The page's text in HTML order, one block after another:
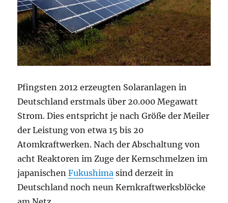
Pfingsten 2012 erzeugten Solaranlagen in
Deutschland erstmals über 20.000 Megawatt
Strom. Dies entspricht je nach Größe der Meiler
der Leistung von etwa 15 bis 20
Atomkraftwerken. Nach der Abschaltung von
acht Reaktoren im Zuge der Kernschmelzen im
japanischenFukushima sind derzeit in
Deutschland noch neun Kernkraftwerksblöcke